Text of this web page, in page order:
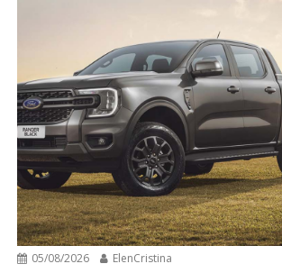
05/08/2026 ElenCristina